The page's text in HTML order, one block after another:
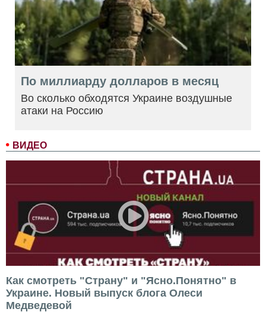
ВИДЕО
Как смотреть "Страну" и "Ясно.Понятно" в
Украине. Новый выпуск блога Олеси
Медведевой
По миллиарду долларов в месяц
Во сколько обходятся Украине воздушные
атаки на Россию